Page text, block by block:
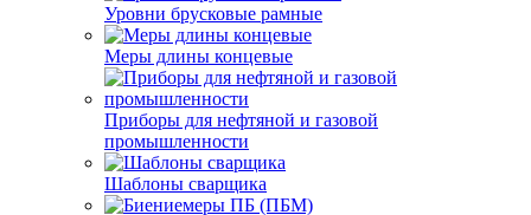
Уровни брусковые рамные
Меры длины концевые
Приборы для нефтяной и газовой
промышленности
Шаблоны сварщика